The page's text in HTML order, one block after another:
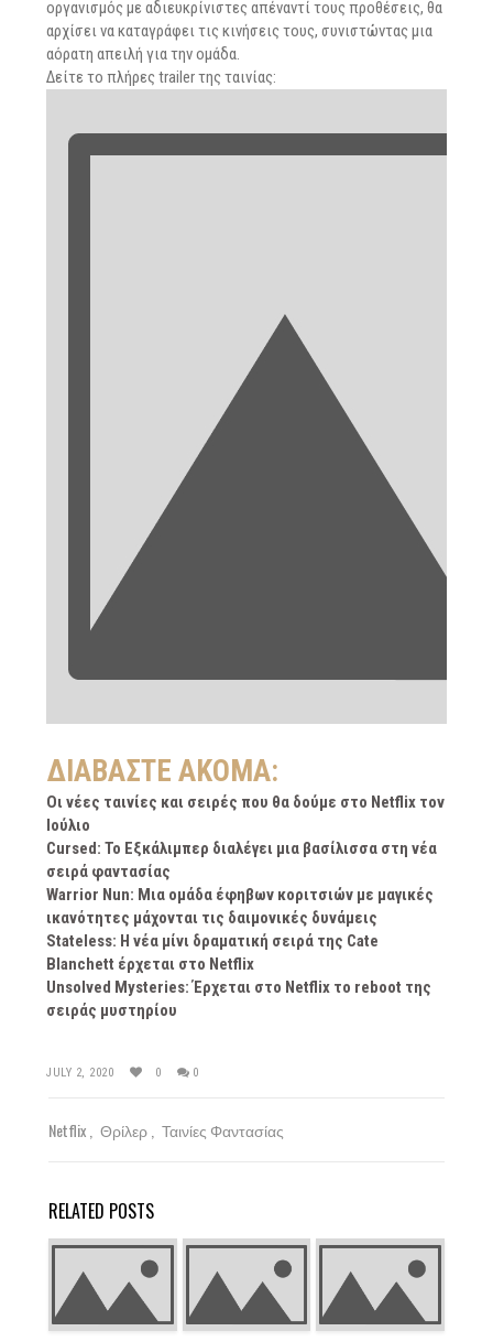
οργανισμός με αδιευκρίνιστες απέναντί τους προθέσεις, θα
αρχίσει να καταγράφει τις κινήσεις τους, συνιστώντας μια
αόρατη απειλή για την ομάδα.
Δείτε το πλήρες trailer της ταινίας:
ΔΙΑΒΆΣΤΕ ΑΚΌΜΑ:
Oι νέες ταινίες και σειρές που θα δούμε στο Netflix τον
Ιούλιο
Cursed: To Εξκάλιμπερ διαλέγει μια βασίλισσα στη νέα
σειρά φαντασίας
Warrior Nun: Μια ομάδα έφηβων κοριτσιών με μαγικές
ικανότητες μάχονται τις δαιμονικές δυνάμεις
Stateless: H νέα μίνι δραματική σειρά της Cate
Blanchett έρχεται στο Netflix
Unsolved Mysteries: Έρχεται στο Netflix το reboot της
σειράς μυστηρίου
JULY 2, 2020 0 0
Netflix Θρίλερ Ταινίες Φαντασίας
RELATED POSTS